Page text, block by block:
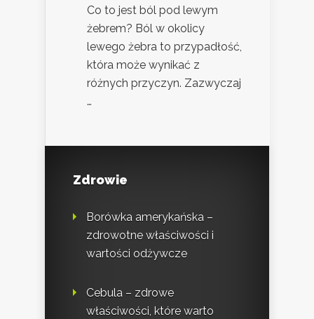
Co to jest ból pod lewym
żebrem? Ból w okolicy
lewego żebra to przypadłość,
która może wynikać z
różnych przyczyn. Zazwyczaj
…
Zdrowie
Borówka amerykańska –
zdrowotne właściwości i
wartości odżywcze
Cebula – zdrowe
właściwości, które warto